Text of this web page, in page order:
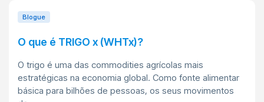
Blogue
O que é TRIGO x (WHTx)?
O trigo é uma das commodities agrícolas mais
estratégicas na economia global. Como fonte alimentar
básica para bilhões de pessoas, os seus movimentos